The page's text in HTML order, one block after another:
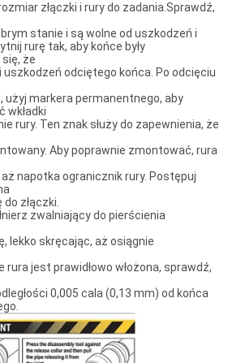
złączki i rury do zadania.Sprawdź,
stanie i są wolne od uszkodzeń i
rurę tak, aby końce były
że
uszkodzeń odciętego końca. Po odcięciu
użyj markera permanentnego, aby
wkładki
rury. Ten znak służy do zapewnienia, że
Aby poprawnie zmontować, rura
napotka ogranicznik rury. Postępuj
złączki.
zwalniający do pierścienia
lekko skręcając, aż osiągnie
rura jest prawidłowo włożona, sprawdź,
0,005 cala (0,13 mm) od końca